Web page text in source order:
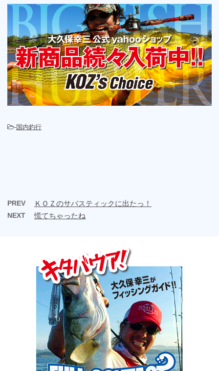
-国内釣行
PREV ＫＯＺのサバスティックに出たっ！
NEXT 慌てちゃったね